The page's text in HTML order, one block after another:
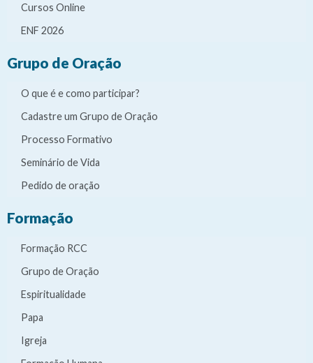
Cursos Online
ENF 2026
Grupo de Oração
O que é e como participar?
Cadastre um Grupo de Oração
Processo Formativo
Seminário de Vida
Pedido de oração
Formação
Formação RCC
Grupo de Oração
Espiritualidade
Papa
Igreja